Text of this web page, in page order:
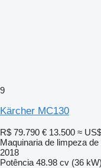
9
Kärcher MC130
R$ 79.790 € 13.500 ≈
Maquinaria de limpeza
2018
Potência 48.98 cv (36 kW)